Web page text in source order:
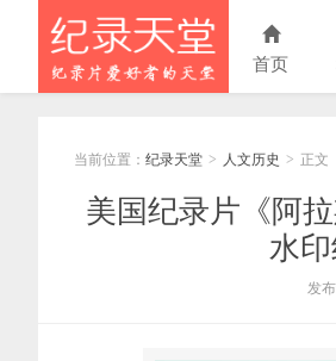
首页
当前位置： 纪录天堂 > 人文历史 > 正文
美国纪录片《阿
水
发